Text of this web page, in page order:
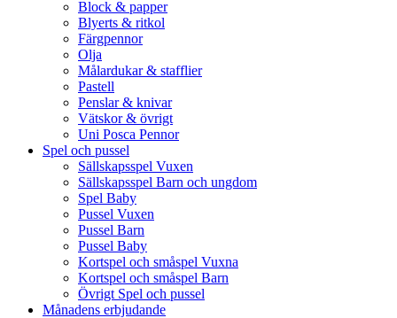
Block & papper
Blyerts & ritkol
Färgpennor
Olja
Målardukar & stafflier
Pastell
Penslar & knivar
Vätskor & övrigt
Uni Posca Pennor
Spel och pussel
Sällskapsspel Vuxen
Sällskapsspel Barn och ungdom
Spel Baby
Pussel Vuxen
Pussel Barn
Pussel Baby
Kortspel och småspel Vuxna
Kortspel och småspel Barn
Övrigt Spel och pussel
Månadens erbjudande